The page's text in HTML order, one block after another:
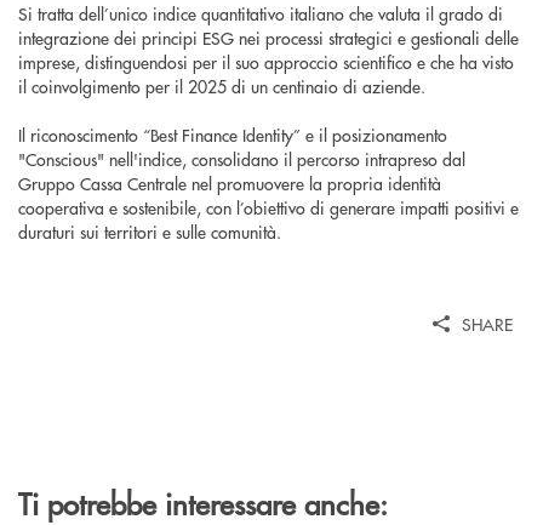
Si tratta dell’unico indice quantitativo italiano che valuta il grado di
integrazione dei principi ESG nei processi strategici e gestionali delle
imprese, distinguendosi per il suo approccio scientifico e che ha visto
il coinvolgimento per il 2025 di un centinaio di aziende.
Il riconoscimento “Best Finance Identity” e il posizionamento
"Conscious" nell'indice, consolidano il percorso intrapreso dal
Gruppo Cassa Centrale nel promuovere la propria identità
cooperativa e sostenibile, con l’obiettivo di generare impatti positivi e
duraturi sui territori e sulle comunità.
SHARE
Ti potrebbe interessare anche: